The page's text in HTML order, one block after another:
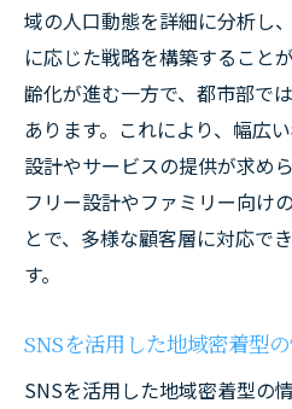
域の人口動態を詳細に分析し
に応じた戦略を構築すること
齢化が進む一方で、都市部で
あります。これにより、幅広
設計やサービスの提供が求め
フリー設計やファミリー向け
とで、多様な顧客層に対応で
す。
SNSを活用した地域密着型
SNSを活用した地域密着型の